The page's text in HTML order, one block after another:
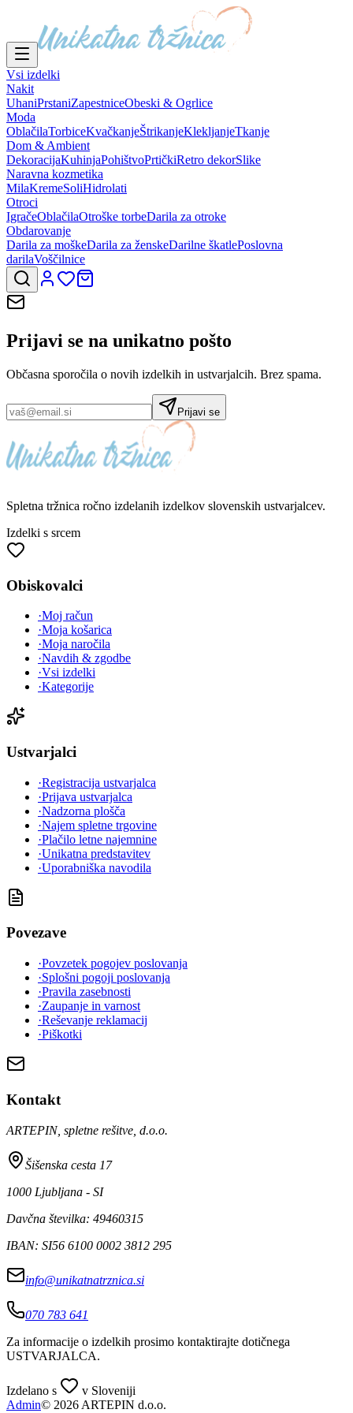
Vsi izdelki
Nakit
UhaniPrstaniZapestniceObeski & Ogrlice
Moda
OblačilaTorbiceKvačkanjeŠtrikanjeKlekljanjeTkanje
Dom & Ambient
DekoracijaKuhinjaPohištvoPrtičkiRetro dekorSlike
Naravna kozmetika
MilaKremeSoliHidrolati
Otroci
IgračeOblačilaOtroške torbeDarila za otroke
Obdarovanje
Darila za moškeDarila za ženskeDarilne škatlePoslovna
darilaVoščilnice
Prijavi se na unikatno pošto
Občasna sporočila o novih izdelkih in ustvarjalcih. Brez spama.
Prijavi se
Spletna tržnica ročno izdelanih izdelkov slovenskih ustvarjalcev.
Izdelki s srcem
Obiskovalci
·Moj račun
·Moja košarica
·Moja naročila
·Navdih & zgodbe
·Vsi izdelki
·Kategorije
Ustvarjalci
·Registracija ustvarjalca
·Prijava ustvarjalca
·Nadzorna plošča
·Najem spletne trgovine
·Plačilo letne najemnine
·Unikatna predstavitev
·Uporabniška navodila
Povezave
·Povzetek pogojev poslovanja
·Splošni pogoji poslovanja
·Pravila zasebnosti
·Zaupanje in varnost
·Reševanje reklamacij
·Piškotki
Kontakt
ARTEPIN, spletne rešitve, d.o.o.
Šišenska cesta 17
1000 Ljubljana - SI
Davčna številka: 49460315
IBAN: SI56 6100 0002 3812 295
info@unikatnatrznica.si
070 783 641
Za informacije o izdelkih prosimo kontaktirajte dotičnega
USTVARJALCA.
Izdelano s
v Sloveniji
Admin© 2026 ARTEPIN d.o.o.